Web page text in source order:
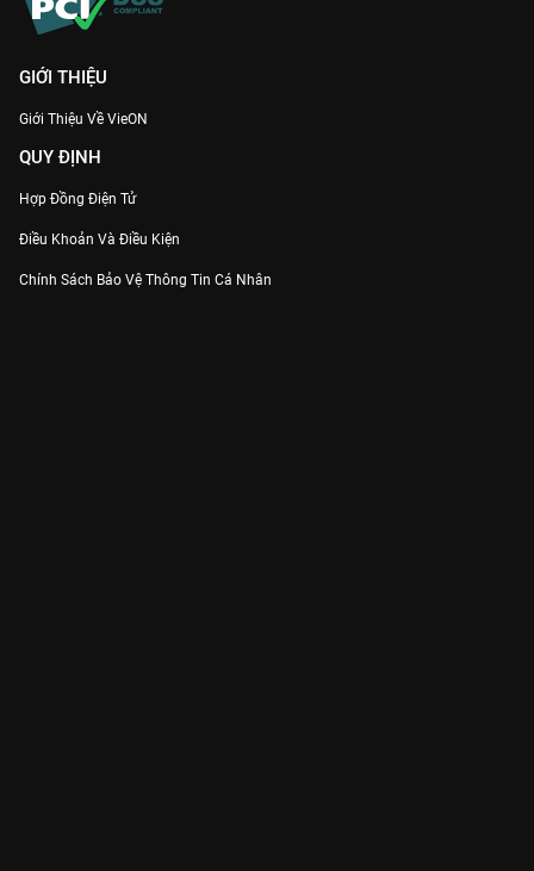
GIỚI THIỆU
Giới Thiệu Về VieON
QUY ĐỊNH
Hợp Đồng Điện Tử
Điều Khoản Và Điều Kiện
Chính Sách Bảo Vệ Thông Tin Cá Nhân